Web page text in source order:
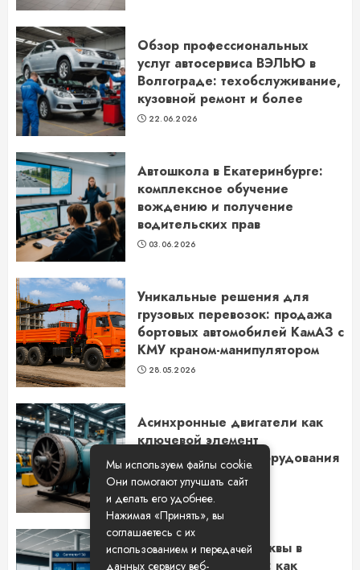
Обзор профессиональных
услуг автосервиса ВЭЛЬЮ в
Волгограде: техобслуживание,
кузовной ремонт и более
22.06.2026
Автошкола в Екатеринбурге:
комплексное обучение
вождению и получение
водительских прав
03.06.2026
Уникальные решения для
грузовых перевозок: продажа
бортовых автомобилей КамАЗ с
КМУ краном-манипулятором
28.05.2026
Асинхронные двигатели как
ключевой элемент
промышленного оборудования
в Новосибирске
14.05.2026
Путешествие из Москвы в
Самару на самолете: как
Мы используем файлы cookie.
Они помогают улучшать сайт
и делать его удобнее.
Нажимая «Принять», вы
соглашаетесь с их
использованием и передачей
данных сервису веб-